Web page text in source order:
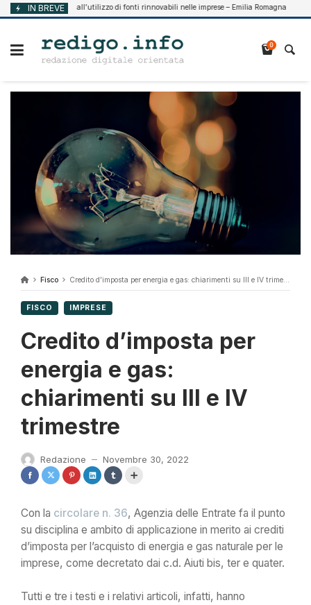
Vai
al
IN BREVE
Supporto all’utilizzo di fonti rinnovabili nelle imprese – Emilia Romagna
0
Fisco Credito d’imposta per energia e gas: chiarimenti su III e IV trimestre
FISCO IMPRESE
Credito d’imposta per
energia e gas:
chiarimenti su III e IV
trimestre
Redazione — Novembre 30, 2022
Con la circolare n. 36, Agenzia delle Entrate fa il punto
su disciplina e ambito di applicazione in merito ai crediti
d’imposta per l’acquisto di energia e gas naturale per le
imprese, come decretato dai c.d. Aiuti bis, ter e quater.
Tutti e tre i testi e i relativi articoli, infatti, hanno